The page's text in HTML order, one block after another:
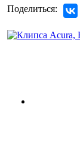
Поделиться: